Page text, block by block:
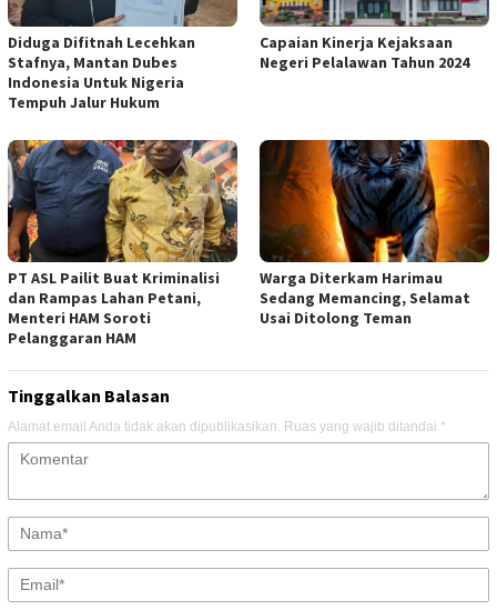
Diduga Difitnah Lecehkan
Stafnya, Mantan Dubes
Indonesia Untuk Nigeria
Tempuh Jalur Hukum
Capaian Kinerja Kejaksaan
Negeri Pelalawan Tahun 2024
PT ASL Pailit Buat Kriminalisi
dan Rampas Lahan Petani,
Menteri HAM Soroti
Pelanggaran HAM
Warga Diterkam Harimau
Sedang Memancing, Selamat
Usai Ditolong Teman
Tinggalkan Balasan
Alamat email Anda tidak akan dipublikasikan. Ruas yang wajib ditandai *